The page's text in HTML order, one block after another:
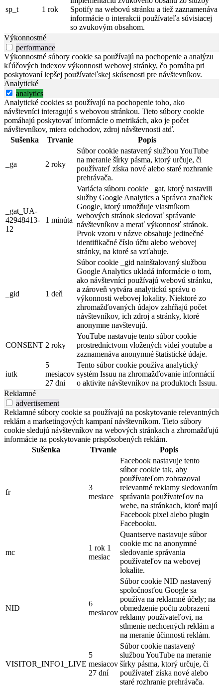
sp_t 1 rok
Spotify na webovú stránku a tiež zaznamenáva
informácie o interakcii používateľa súvisiacej
so zvukovým obsahom.
Výkonnostné
performance
Výkonnostné súbory cookie sa používajú na pochopenie a analýzu
kľúčových indexov výkonnosti webovej stránky, čo pomáha pri
poskytovaní lepšej používateľskej skúsenosti pre návštevníkov.
Analytické
analytics
Analytické cookies sa používajú na pochopenie toho, ako
návštevníci interagujú s webovou stránkou. Tieto súbory cookie
pomáhajú poskytovať informácie o metrikách, ako je počet
návštevníkov, miera odchodov, zdroj návštevnosti atď.
Sušenka
Trvanie Popis
_ga 2 roky
Súbor cookie nastavený službou YouTube
na meranie šírky pásma, ktorý určuje, či
používateľ získa nové alebo staré rozhranie
prehrávača.
_gat_UA-
42948413-
12
1 minúta
Variácia súboru cookie _gat, ktorý nastavili
služby Google Analytics a Správca značiek
Google, ktorý umožňuje vlastníkom
webových stránok sledovať správanie
návštevníkov a merať výkonnosť stránok.
Prvok vzoru v názve obsahuje jedinečné
identifikačné číslo účtu alebo webovej
stránky, na ktoré sa vzťahuje.
_gid 1 deň
Súbor cookie _gid nainštalovaný službou
Google Analytics ukladá informácie o tom,
ako návštevníci používajú webovú stránku,
a zároveň vytvára analytickú správu o
výkonnosti webovej lokality. Niektoré zo
zhromažďovaných údajov zahŕňajú počet
návštevníkov, ich zdroj a stránky, ktoré
anonymne navštevujú.
CONSENT 2 roky
YouTube nastavuje tento súbor cookie
prostredníctvom vložených videí youtube a
zaznamenáva anonymné štatistické údaje.
iutk
5
mesiacov
27 dni
Tento súbor cookie používa analytický
systém Issuu na zhromažďovanie informácií
o aktivite návštevníkov na produktoch Issuu.
Reklamné
advertisement
Reklamné súbory cookie sa používajú na poskytovanie relevantných
reklám a marketingových kampaní návštevníkom. Tieto súbory
cookie sledujú návštevníkov na webových stránkach a zhromažďujú
informácie na poskytovanie prispôsobených reklám.
Sušenka
Trvanie Popis
fr
3
mesiace
Facebook nastavuje tento
súbor cookie tak, aby
používateľom zobrazoval
relevantné reklamy sledovaním
správania používateľov na
webe, na stránkach, ktoré majú
Facebook pixel alebo plugin
Facebooku.
mc
1 rok 1
mesiac
Quantserve nastavuje súbor
cookie mc na anonymné
sledovanie správania
používateľov na webovej
lokalite.
NID
6
mesiacov
Súbor cookie NID nastavený
spoločnosťou Google sa
používa na reklamné účely; na
obmedzenie počtu zobrazení
reklamy používateľovi, na
stlmenie nechcených reklám a
na meranie účinnosti reklám.
VISITOR_INFO1_LIVE
5
mesiacov
27 dní
Súbor cookie nastavený
službou YouTube na meranie
šírky pásma, ktorý určuje, či
používateľ získa nové alebo
staré rozhranie prehrávača.